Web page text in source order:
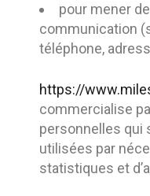
pour mener
communication
téléphone,
https://
commercialise
personnelles qui
utilisées par
statistiques et